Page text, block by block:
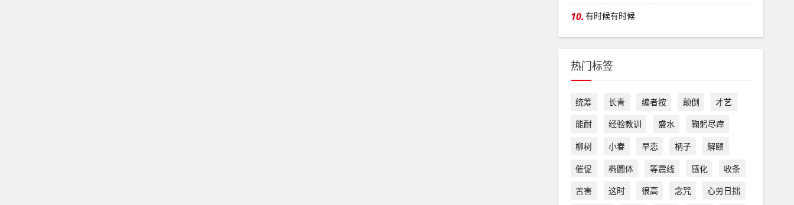
10. 有时候有时候
热门标签
统筹 长青 编者按 颠倒
才艺
能耐
经验教训 盛水
鞠躬尽瘁
柳树
小春 早恋 柄子
解颐
催促
椭圆体 等震线 感化
收条
苦害
这时 很高 念咒 心劳日拙